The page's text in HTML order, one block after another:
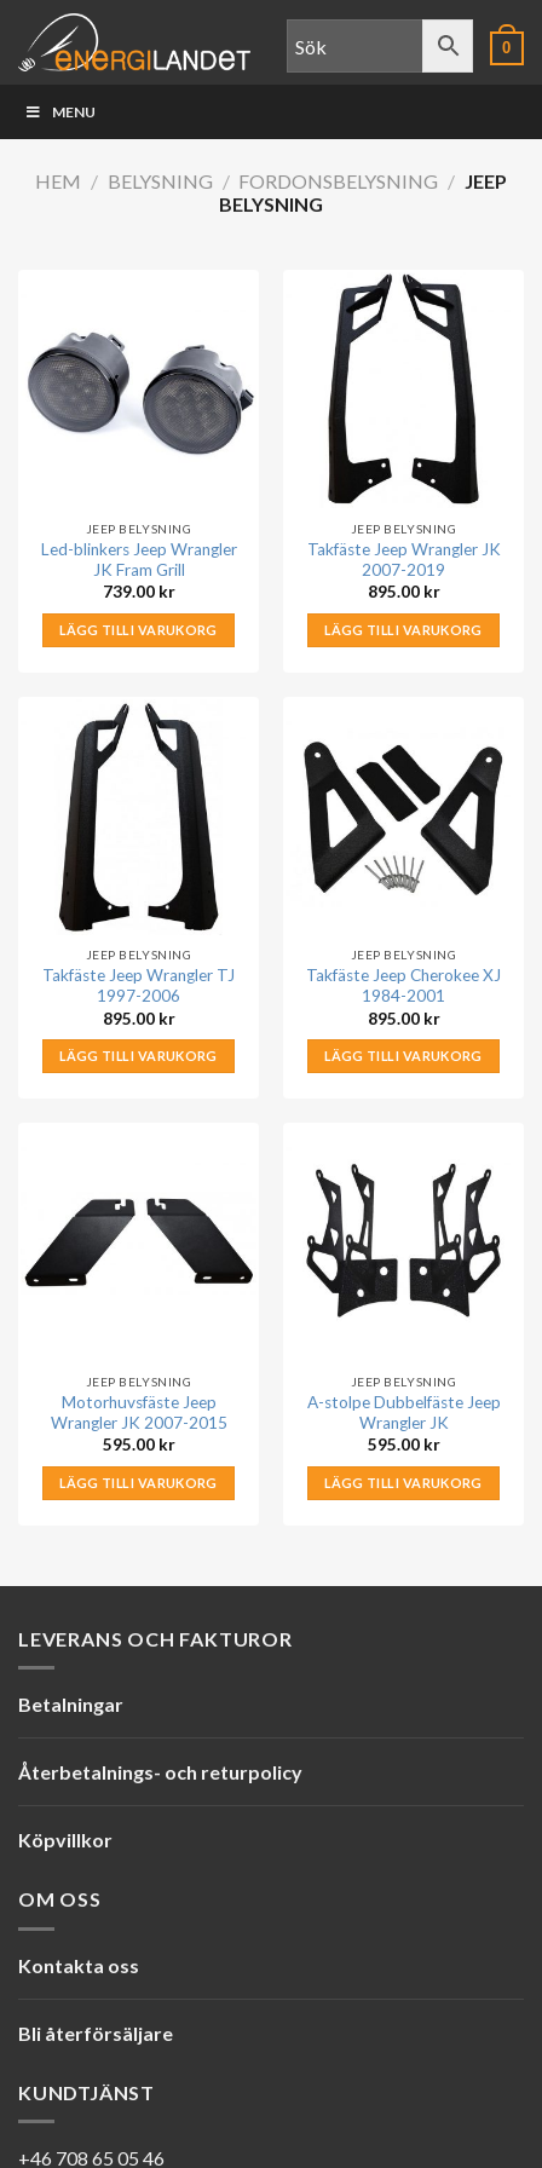
content
0
MENU
HEM / BELYSNING / FORDONSBELYSNING / JEEP
BELYSNING
JEEP BELYSNING
Led-blinkers Jeep Wrangler
JK Fram Grill
739.00 kr
LÄGG TILL I VARUKORG
JEEP BELYSNING
Takfäste Jeep Wrangler JK
2007-2019
895.00 kr
LÄGG TILL I VARUKORG
JEEP BELYSNING
Takfäste Jeep Wrangler TJ
1997-2006
895.00 kr
LÄGG TILL I VARUKORG
JEEP BELYSNING
Takfäste Jeep Cherokee XJ
1984-2001
895.00 kr
LÄGG TILL I VARUKORG
JEEP BELYSNING
Motorhuvsfäste Jeep
Wrangler JK 2007-2015
595.00 kr
LÄGG TILL I VARUKORG
JEEP BELYSNING
A-stolpe Dubbelfäste Jeep
Wrangler JK
595.00 kr
LÄGG TILL I VARUKORG
LEVERANS OCH FAKTUROR
Betalningar
Återbetalnings- och returpolicy
Köpvillkor
OM OSS
Kontakta oss
Bli återförsäljare
KUNDTJÄNST
+46 708 65 05 46